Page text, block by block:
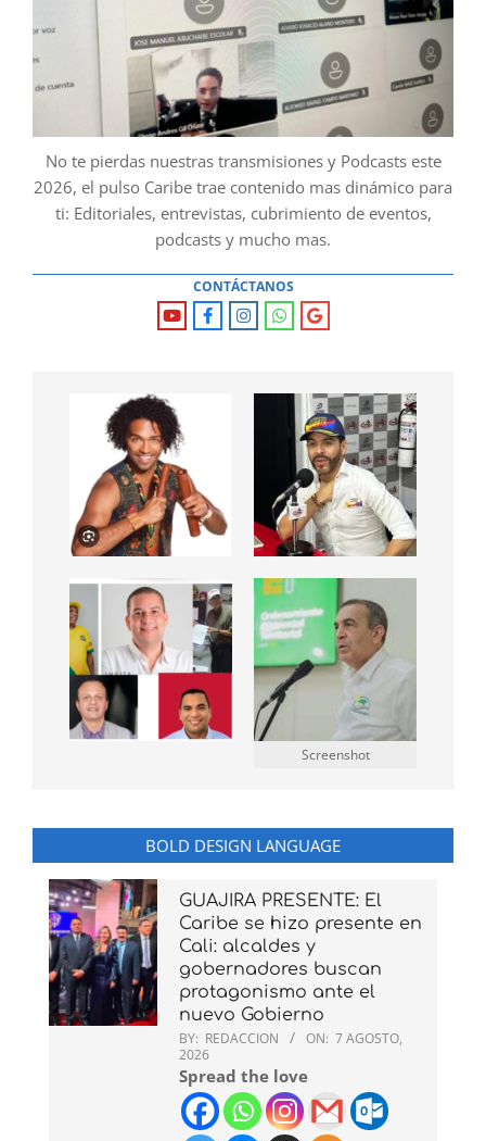
No te pierdas nuestras transmisiones y Podcasts este
2026, el pulso Caribe trae contenido mas dinámico para
ti: Editoriales, entrevistas, cubrimiento de eventos,
podcasts y mucho mas.
CONTÁCTANOS
Screenshot
BOLD DESIGN LANGUAGE
GUAJIRA PRESENTE: El
Caribe se hizo presente en
Cali: alcaldes y
gobernadores buscan
protagonismo ante el
nuevo Gobierno
BY: REDACCION ON: 7 AGOSTO,
2026
Spread the love